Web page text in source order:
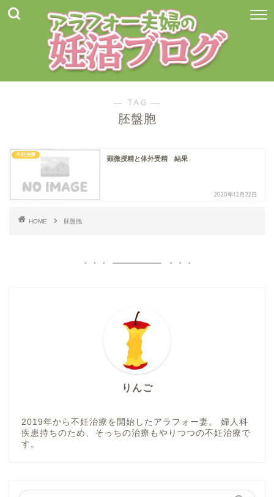
― TAG ―
胚盤胞
不妊治療
顕微授精と体外受精 結果
2020年12月22日
HOME 胚盤胞
りんご
2019年から不妊治療を開始したアラフォー妻。 婦人科
疾患持ちのため、そっちの治療もやりつつの不妊治療で
す。